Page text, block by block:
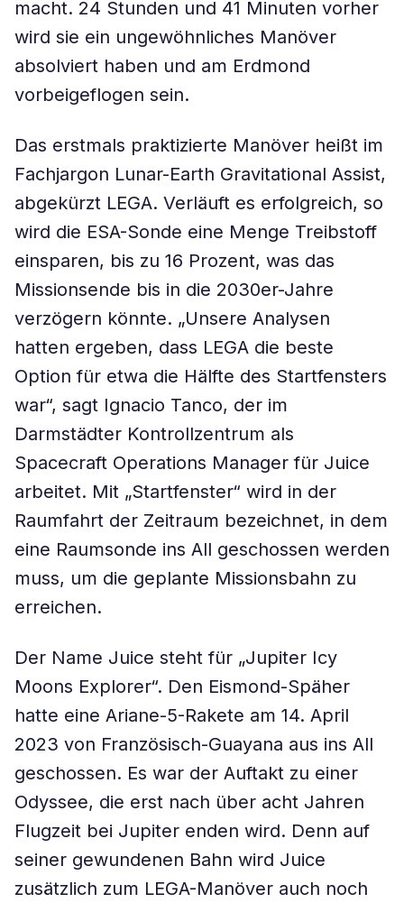
macht. 24 Stunden und 41 Minuten vorher
wird sie ein ungewöhnliches Manöver
absolviert haben und am Erdmond
vorbeigeflogen sein.
Das erstmals praktizierte Manöver heißt im
Fachjargon Lunar-Earth Gravitational Assist,
abgekürzt LEGA. Verläuft es erfolgreich, so
wird die ESA-Sonde eine Menge Treibstoff
einsparen, bis zu 16 Prozent, was das
Missionsende bis in die 2030er-Jahre
verzögern könnte. „Unsere Analysen
hatten ergeben, dass LEGA die beste
Option für etwa die Hälfte des Startfensters
war“, sagt Ignacio Tanco, der im
Darmstädter Kontrollzentrum als
Spacecraft Operations Manager für Juice
arbeitet. Mit „Startfenster“ wird in der
Raumfahrt der Zeitraum bezeichnet, in dem
eine Raumsonde ins All geschossen werden
muss, um die geplante Missionsbahn zu
erreichen.
Der Name Juice steht für „Jupiter Icy
Moons Explorer“. Den Eismond-Späher
hatte eine Ariane-5-Rakete am 14. April
2023 von Französisch-Guayana aus ins All
geschossen. Es war der Auftakt zu einer
Odyssee, die erst nach über acht Jahren
Flugzeit bei Jupiter enden wird. Denn auf
seiner gewundenen Bahn wird Juice
zusätzlich zum LEGA-Manöver auch noch